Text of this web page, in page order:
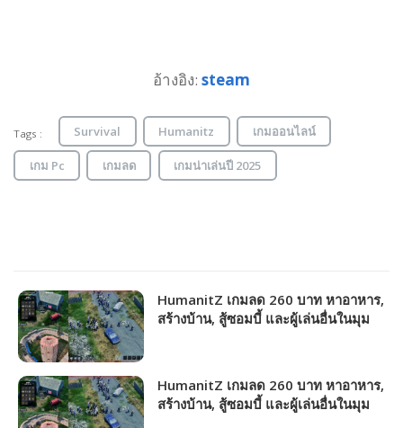
อ้างอิง: steam
Tags : Survival Humanitz เกมออนไลน์
เกม Pc เกมลด เกมน่าเล่นปี 2025
HumanitZ เกมลด 260 บาท หาอาหาร,
สร้างบ้าน, สู้ซอมบี้ และผู้เล่นอื่นในมุม
HumanitZ เกมลด 260 บาท หาอาหาร,
สร้างบ้าน, สู้ซอมบี้ และผู้เล่นอื่นในมุม